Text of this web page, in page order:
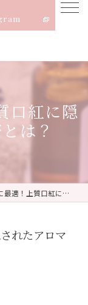
口紅に隠
は？
口紅に隠されたアロマの秘密とは？
れたアロマ